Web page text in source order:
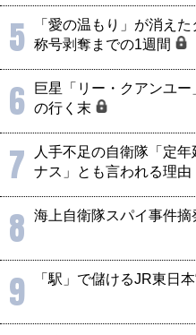
5
「愛の温もり」が消え
称号剥奪までの1週間
6
巨星「リー・クアンユ
の行く末
7
人手不足の自衛隊「定
ナス」とも言われる理由
8 海上自衛隊スパイ事件摘
9 「駅」で儲けるJR東日